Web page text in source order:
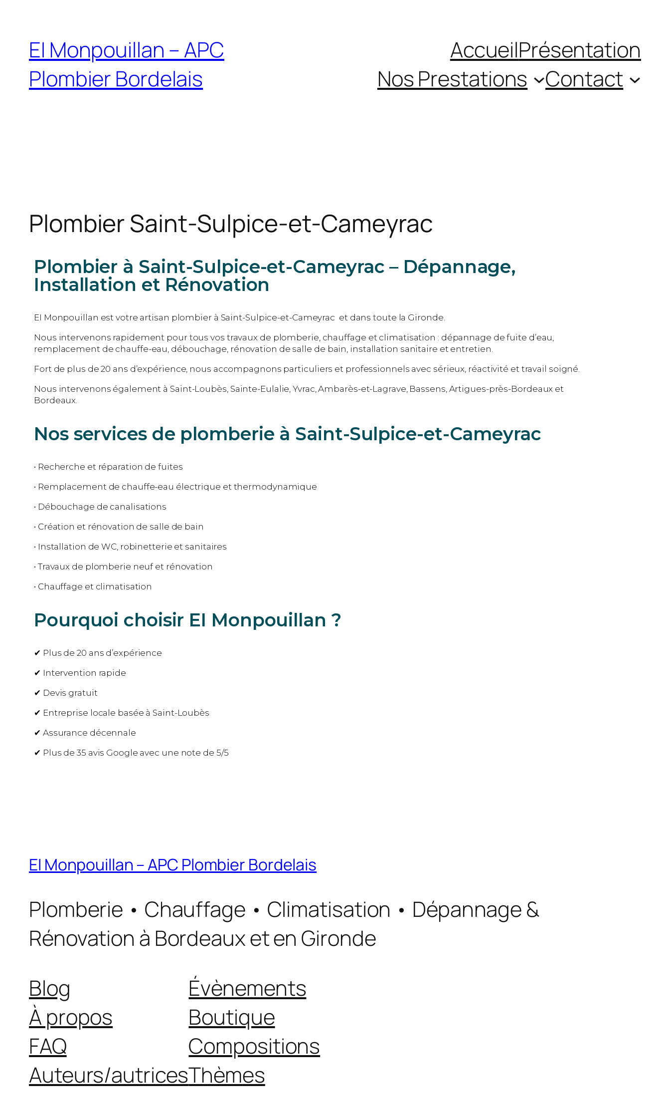
EI Monpouillan – APC
Plombier Bordelais
AccueilPrésentation
Nos Prestations
Contact
Plombier Saint-Sulpice-et-Cameyrac
Plombier à Saint-Sulpice-et-Cameyrac – Dépannage,
Installation et Rénovation
EI Monpouillan est votre artisan plombier à Saint-Sulpice-et-Cameyrac et dans toute la Gironde.
Nous intervenons rapidement pour tous vos travaux de plomberie, chauffage et climatisation : dépannage de fuite d’eau,
remplacement de chauffe-eau, débouchage, rénovation de salle de bain, installation sanitaire et entretien.
Fort de plus de 20 ans d’expérience, nous accompagnons particuliers et professionnels avec sérieux, réactivité et travail soigné.
Nous intervenons également à Saint-Loubès, Sainte-Eulalie, Yvrac, Ambarès-et-Lagrave, Bassens, Artigues-près-Bordeaux et
Bordeaux.
Nos services de plomberie à Saint-Sulpice-et-Cameyrac
• Recherche et réparation de fuites
• Remplacement de chauffe-eau électrique et thermodynamique
• Débouchage de canalisations
• Création et rénovation de salle de bain
• Installation de WC, robinetterie et sanitaires
• Travaux de plomberie neuf et rénovation
• Chauffage et climatisation
Pourquoi choisir EI Monpouillan ?
✔ Plus de 20 ans d’expérience
✔ Intervention rapide
✔ Devis gratuit
✔ Entreprise locale basée à Saint-Loubès
✔ Assurance décennale
✔ Plus de 35 avis Google avec une note de 5/5
EI Monpouillan – APC Plombier Bordelais
Plomberie • Chauffage • Climatisation • Dépannage &
Rénovation à Bordeaux et en Gironde
Blog
À propos
FAQ
Auteurs/autrices
Évènements
Boutique
Compositions
Thèmes